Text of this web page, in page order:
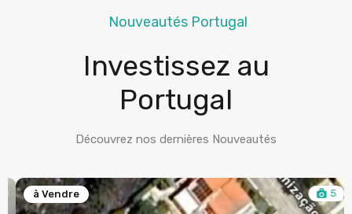
Nouveautés Portugal
Investissez au
Portugal
Découvrez nos dernières Nouveautés
à Vendre 5